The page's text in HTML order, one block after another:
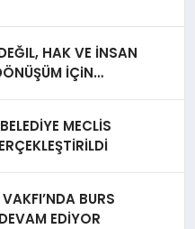
HAK VE İNSAN
İÇiN
MECLİS
BURS
EDİYOR